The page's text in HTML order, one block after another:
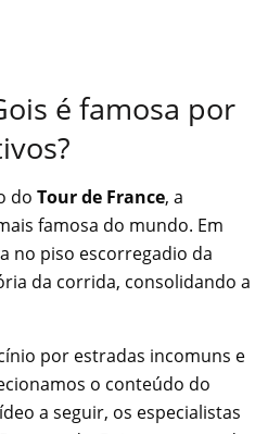
é famosa por
do Tour de France, a
famosa do mundo. Em
no piso escorregadio da
da corrida, consolidando a
por estradas incomuns e
o conteúdo do
a seguir, os especialistas